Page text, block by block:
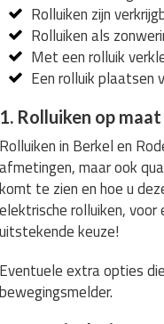
Rolluiken zijn
Rolluiken als
Met een rolluik
Een rolluik plaatsen
1. Rolluiken op maat
Rolluiken in Berkel en
afmetingen, maar ook
komt te zien en hoe u
elektrische rolluiken,
uitstekende keuze!
Eventuele extra opties
bewegingsmelder.